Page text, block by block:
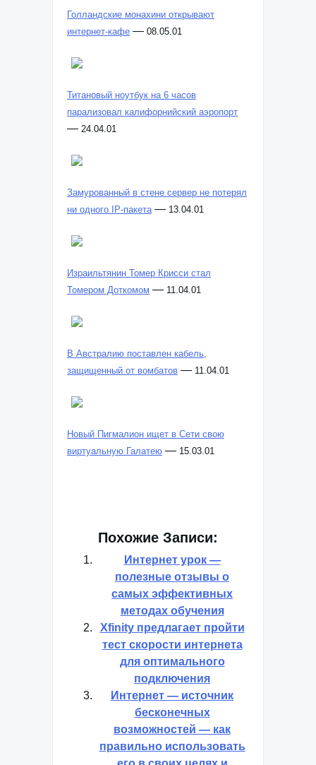
Голландские монахини открывают
интернет-кафе — 08.05.01
Титановый ноутбук на 6 часов
парализовал калифорнийский аэропорт
— 24.04.01
Замурованный в стене сервер не потерял
ни одного IP-пакета — 13.04.01
Израильтянин Томер Крисси стал
Томером Доткомом — 11.04.01
В Австралию поставлен кабель,
защищенный от вомбатов — 11.04.01
Новый Пигмалион ищет в Сети свою
виртуальную Галатею — 15.03.01
Похожие Записи:
Интернет урок —
полезные отзывы о
самых эффективных
методах обучения
Xfinity предлагает пройти
тест скорости интернета
для оптимального
подключения
Интернет — источник
бесконечных
возможностей — как
правильно использовать